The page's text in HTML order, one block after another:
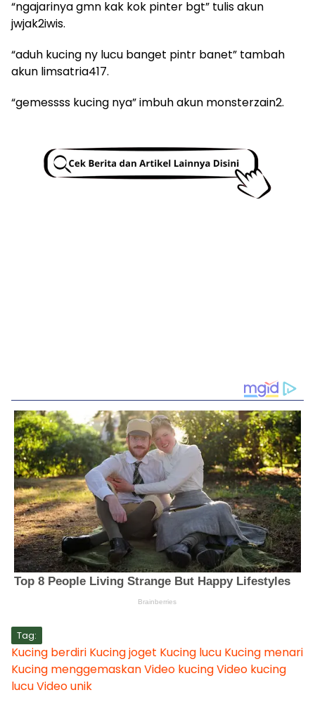
“ngajarinya gmn kak kok pinter bgt” tulis akun
jwjak2iwis.
“aduh kucing ny lucu banget pintr banet” tambah
akun limsatria417.
“gemessss kucing nya” imbuh akun monsterzain2.
Tag:
Kucing berdiri Kucing joget Kucing lucu Kucing menari
Kucing menggemaskanVideo kucingVideo kucing
lucuVideo unik